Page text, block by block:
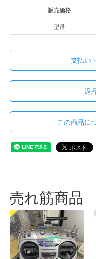
販売価格
型番
支払い
返
この商品に
売れ筋商品